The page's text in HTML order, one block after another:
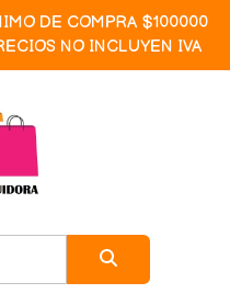
DE COMPRA $100000
NO INCLUYEN IVA